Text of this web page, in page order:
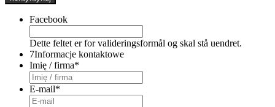
Facebook
Dette feltet er for valideringsformål og skal stå uendret.
7Informacje kontaktowe
Imię / firma*
E-mail*